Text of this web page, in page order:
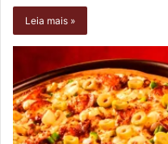
Leia mais »